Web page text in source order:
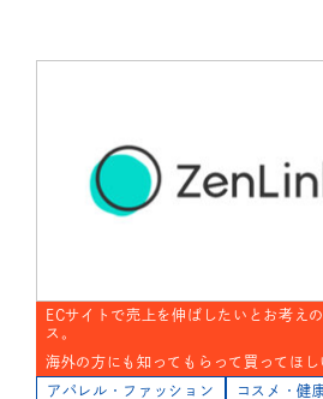
ECサイトで売上を伸ばしたいとお考え
ス。
海外の方にも知ってもらって買ってほし
アパレル・ファッション コスメ・健